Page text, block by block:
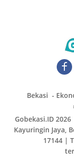
Bekasi
Gobekasi.ID
Kayuringin Jaya,
17144 |